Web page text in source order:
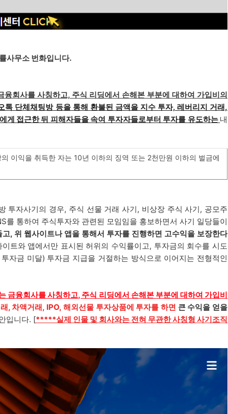
사무소 번화입니다.
회사를 사칭하고, 주식 리딩에서 손해본 부분에 대하여 가입비의
톡 단체채팅방 등을 통해 환불된 금액을 지수 투자, 레버리지 거래,
게 접근한 뒤 피해자들을 속여 투자자들로부터 투자를 유도하는 내
이익을 취득한 자는 10년 이하의 징역 또는 2천만원 이하의 벌금에
투자사기의 경우, 주식 선물 거래 사기, 비상장 주식 사기, 공모주
통하여 주식투자와 관련된 모임임을 홍보하면서 사기 일당들이
, 위 웹사이트나 앱을 통해서 투자를 진행하면 고수익을 보장한다
트와 앱에서만 표시된 허위의 수익률이고, 투자금의 회수를 시도
자금 미달) 투자금 지급을 거절하는 방식으로 이어지는 전형적인
금융회사를 사칭하고, 주식 리딩에서 손해본 부분에 대하여 가입비
, 차액거래, IPO, 해외선물 투자상품에 투자를 하면 큰 수익을 얻을
입니다. [*****실제 인물 및 회사와는 전혀 무관한 사칭형 사기조직